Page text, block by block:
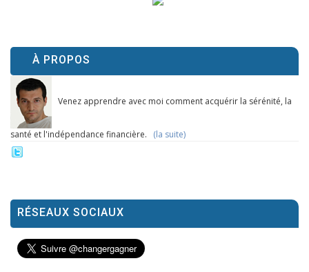
À PROPOS
Venez apprendre avec moi comment acquérir la sérénité, la
santé et l'indépendance financière. (la suite)
RÉSEAUX SOCIAUX